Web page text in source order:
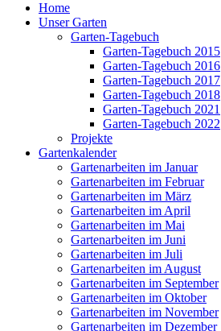
Home
Unser Garten
Garten-Tagebuch
Garten-Tagebuch 2015
Garten-Tagebuch 2016
Garten-Tagebuch 2017
Garten-Tagebuch 2018
Garten-Tagebuch 2021
Garten-Tagebuch 2022
Projekte
Gartenkalender
Gartenarbeiten im Januar
Gartenarbeiten im Februar
Gartenarbeiten im März
Gartenarbeiten im April
Gartenarbeiten im Mai
Gartenarbeiten im Juni
Gartenarbeiten im Juli
Gartenarbeiten im August
Gartenarbeiten im September
Gartenarbeiten im Oktober
Gartenarbeiten im November
Gartenarbeiten im Dezember